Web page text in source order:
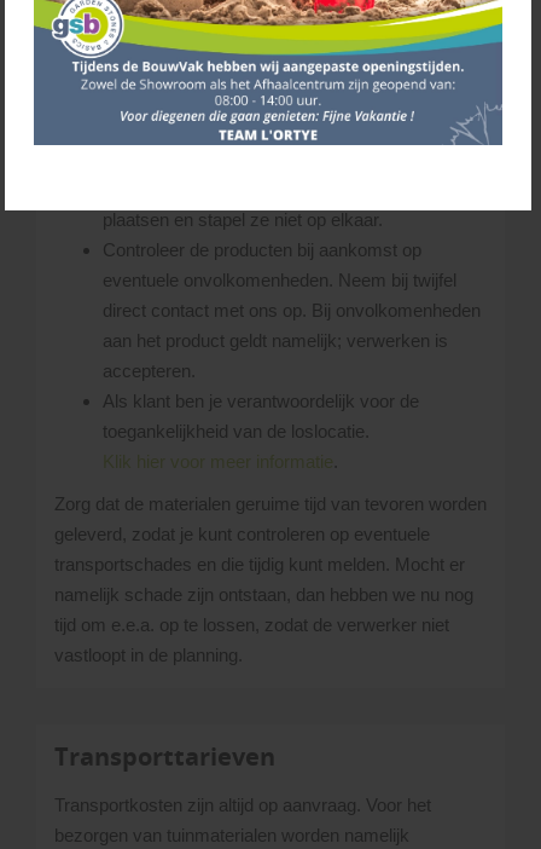
hierbij is, dat de chauffeur steeds schade aan
(eigendom van) derden probeert te voorkomen.
De chauffeur bepaalt ter plekke of de gevraagde
losplaats bereikbaar is.
Zorg dat er voldoende ruimte is op de leverplaats
plaatsen en stapel ze niet op elkaar.
Controleer de producten bij aankomst op
eventuele onvolkomenheden. Neem bij twijfel
direct contact met ons op. Bij onvolkomenheden
aan het product geldt namelijk; verwerken is
accepteren.
Als klant ben je verantwoordelijk voor de
toegankelijkheid van de loslocatie.
Klik hier voor meer informatie
Zorg dat de materialen geruime tijd van tevoren worden
geleverd, zodat je kunt controleren op eventuele
transportschades en die tijdig kunt melden. Mocht er
namelijk schade zijn ontstaan, dan hebben we nu nog
tijd om e.e.a. op te lossen, zodat de verwerker niet
vastloopt in de planning.
Transporttarieven
Transportkosten zijn altijd op aanvraag. Voor het
bezorgen van tuinmaterialen worden namelijk